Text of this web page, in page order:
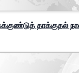
தாக்குதல்